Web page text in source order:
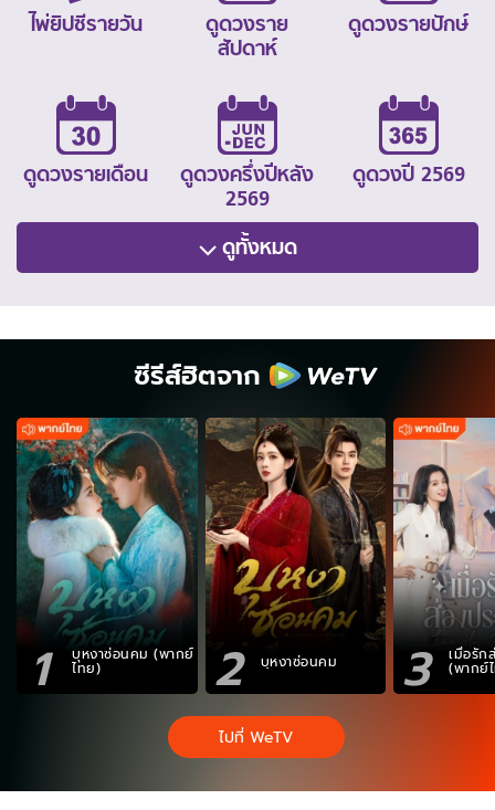
ไพ่ยิปซีรายวัน
ดูดวงราย
สัปดาห์
ดูดวงรายปักษ์
ดูดวงรายเดือน
ดูดวงครึ่งปีหลัง
2569
ดูดวงปี 2569
ดูทั้งหมด
ซีรีส์ฮิตจาก
1 บุหงาซ่อนคม (พากย์
ไทย) 2 บุหงาซ่อนคม 3 เมื่อรัก
(พากย์
ไปที่ WeTV